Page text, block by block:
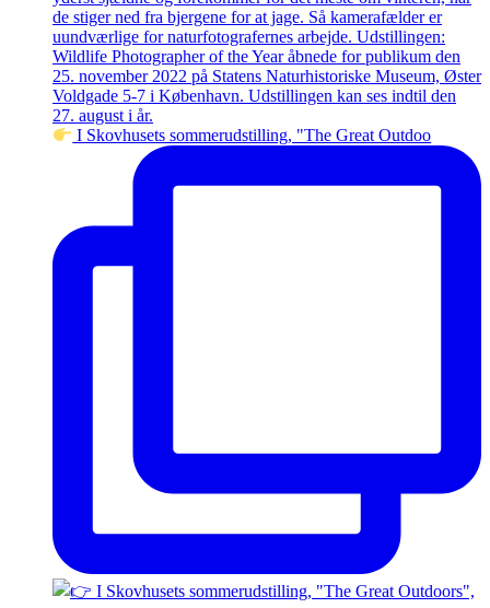
I Skovhusets sommerudstilling, "The Great Outdoo